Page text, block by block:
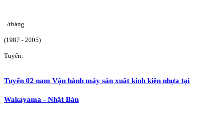
/tháng
(1987 - 2005)
Tuyển:
Tuyển 02 nam Vận hành máy sản xuất kinh kiện nhựa tại
Wakayama - Nhật Bản